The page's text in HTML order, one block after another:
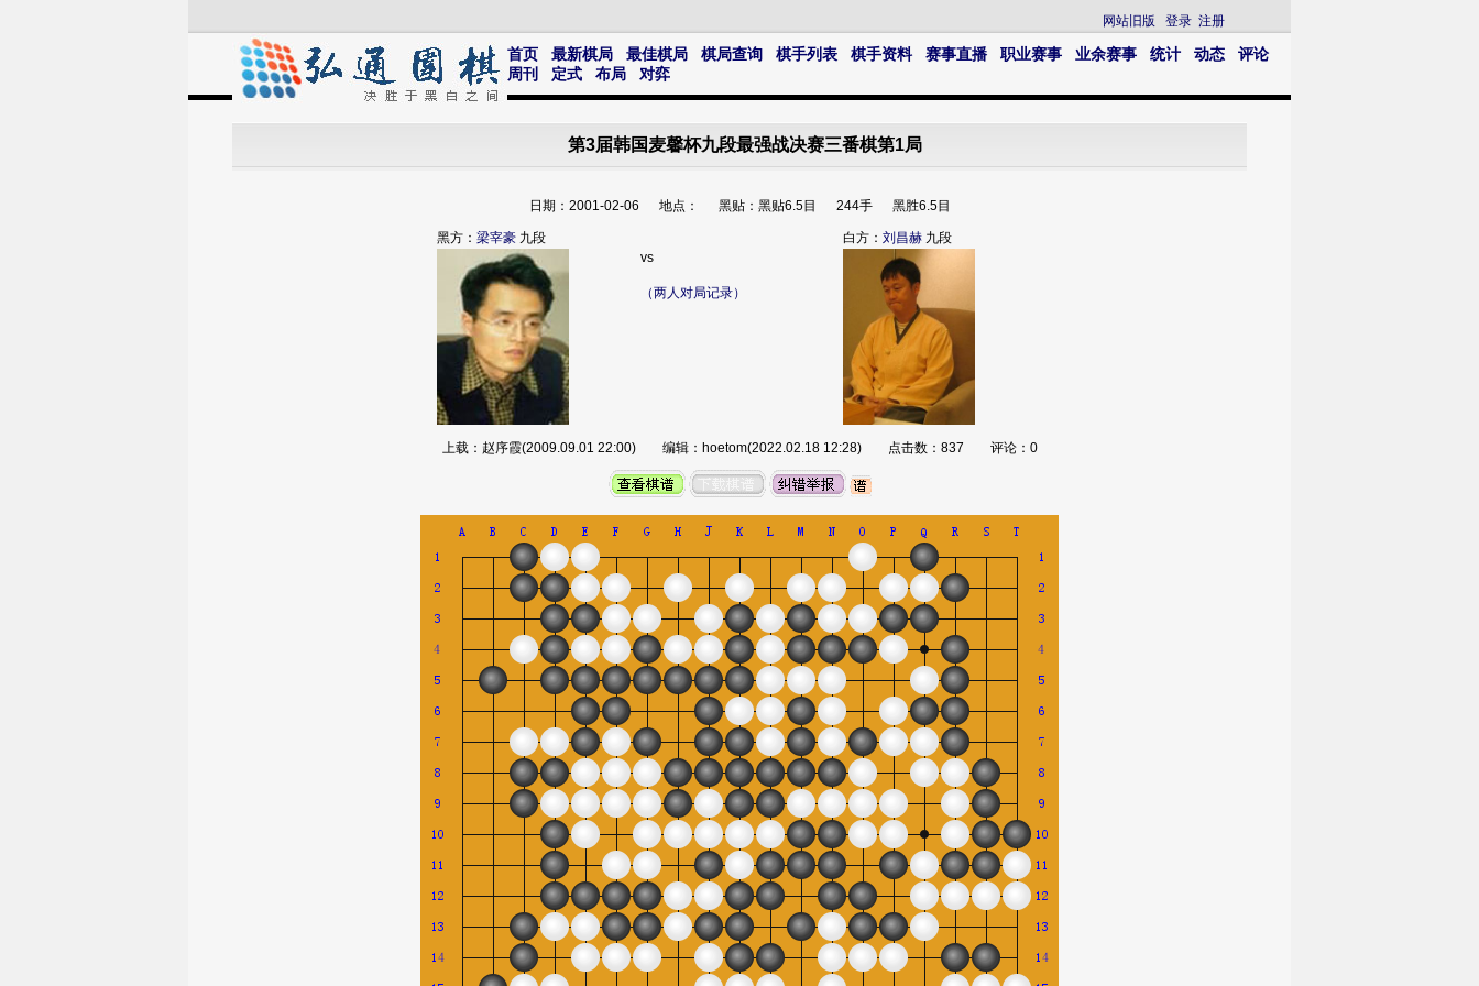
网站旧版 登录 注册
首页 最新棋局 最佳棋局 棋局查询 棋手列表 棋手资料 赛事直播 职业赛事 业余赛事 统计 动态
评论
周刊
定式 布局 对弈
第3届韩国麦馨杯九段最强战决赛三番棋第1局
日期：2001-02-06 地点： 黑贴：黑贴6.5目 244手 黑胜6.5目
黑方： 梁宰豪 九段 白方： 刘昌赫 九段
vs
（两人对局记录）
上载：赵序霞(2009.09.01 22:00) 编辑：hoetom(2022.02.18 12:28) 点击数：837 评论：0